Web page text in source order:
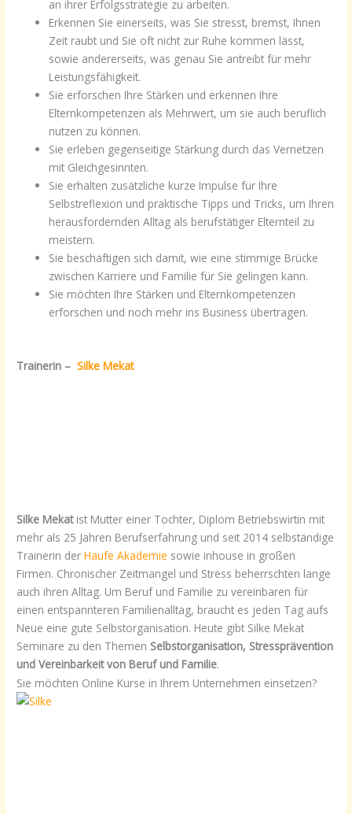
an ihrer Erfolgsstrategie zu arbeiten.
Erkennen Sie einerseits, was Sie stresst, bremst, Ihnen
Zeit raubt und Sie oft nicht zur Ruhe kommen lässt,
sowie andererseits, was genau Sie antreibt für mehr
Leistungsfähigkeit.
Sie erforschen Ihre Stärken und erkennen Ihre
Elternkompetenzen als Mehrwert, um sie auch beruflich
nutzen zu können.
Sie erleben gegenseitige Stärkung durch das Vernetzen
mit Gleichgesinnten.
Sie erhalten zusätzliche kurze Impulse für Ihre
Selbstreflexion und praktische Tipps und Tricks, um Ihren
herausfordernden Alltag als berufstätiger Elternteil zu
meistern.
Sie beschäftigen sich damit, wie eine stimmige Brücke
zwischen Karriere und Familie für Sie gelingen kann.
Sie möchten Ihre Stärken und Elternkompetenzen
erforschen und noch mehr ins Business übertragen.
Trainerin –Silke Mekat
Silke Mekatist Mutter einer Tochter, Diplom Betriebswirtin mit
mehr als 25 Jahren Berufserfahrung und seit 2014 selbständige
Trainerin derHaufe Akademie sowie inhouse in großen
Firmen. Chronischer Zeitmangel und Stress beherrschten lange
auch ihren Alltag. Um Beruf und Familie zu vereinbaren für
einen entspannteren Familienalltag, braucht es jeden Tag aufs
Neue eine gute Selbstorganisation. Heute gibt Silke Mekat
Seminare zu den Themen Selbstorganisation, Stressprävention
und Vereinbarkeit von Beruf und Familie.
Sie möchten Online Kurse in Ihrem Unternehmen einsetzen?